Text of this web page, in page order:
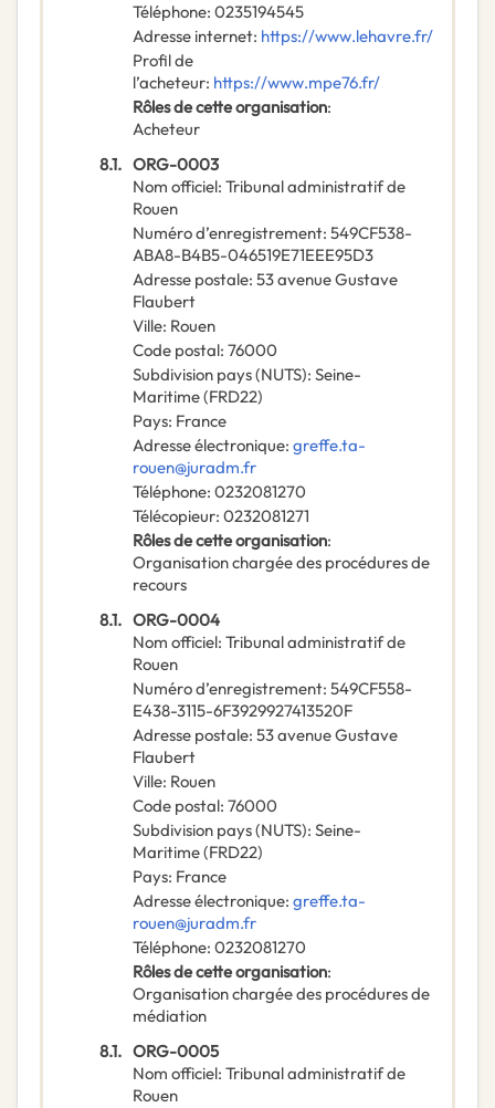
Téléphone: 0235194545
Adresse internet: https://www.lehavre.fr/
Profil de
l’acheteur: https://www.mpe76.fr/
Rôles de cette organisation:
Acheteur
8.1. ORG-0003
Nom officiel: Tribunal administratif de
Rouen
Numéro d’enregistrement: 549CF538-
ABA8-B4B5-046519E71EEE95D3
Adresse postale: 53 avenue Gustave
Flaubert
Ville: Rouen
Code postal: 76000
Subdivision pays (NUTS): Seine-
Maritime(FRD22)
Pays: France
Adresse électronique: greffe.ta-
rouen@juradm.fr
Téléphone: 0232081270
Télécopieur: 0232081271
Rôles de cette organisation:
Organisation chargée des procédures de
recours
8.1. ORG-0004
Nom officiel: Tribunal administratif de
Rouen
Numéro d’enregistrement: 549CF558-
E438-3115-6F3929927413520F
Adresse postale: 53 avenue Gustave
Flaubert
Ville: Rouen
Code postal: 76000
Subdivision pays (NUTS): Seine-
Maritime(FRD22)
Pays: France
Adresse électronique: greffe.ta-
rouen@juradm.fr
Téléphone: 0232081270
Rôles de cette organisation:
Organisation chargée des procédures de
médiation
8.1. ORG-0005
Nom officiel: Tribunal administratif de
Rouen